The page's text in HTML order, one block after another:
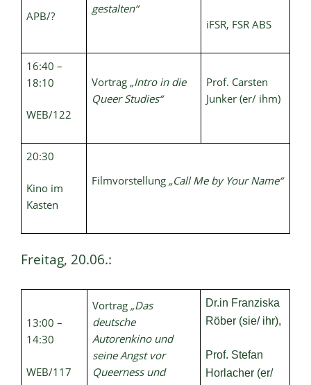
APB/?
gestalten“
iFSR, FSR ABS
16:40 –
18:10
WEB/122
Vortrag „Intro in die
Queer Studies“
Prof. Carsten
Junker (er/ ihm)
20:30
Kino im
Kasten
Filmvorstellung „Call Me by Your Name“
Freitag, 20.06.:
13:00 –
14:30
WEB/117
Vortrag „Das
deutsche
Autorenkino und
seine Angst vor
Queerness und
Dr.in Franziska
Röber (sie/ ihr),
Prof. Stefan
Horlacher (er/